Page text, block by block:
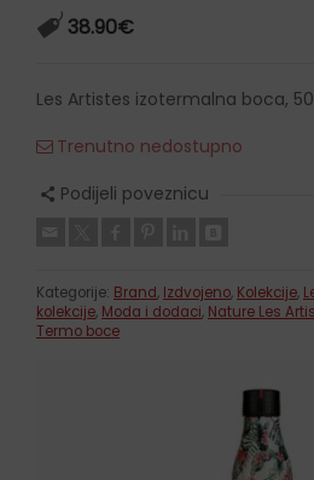
38.90€
Les Artistes izotermalna boca,
Trenutno nedostupno
Podijeli poveznicu
Kategorije: Brand, Izdvojeno, Kolekcije,
kolekcije, Moda i dodaci, Nature Les
Termo boce